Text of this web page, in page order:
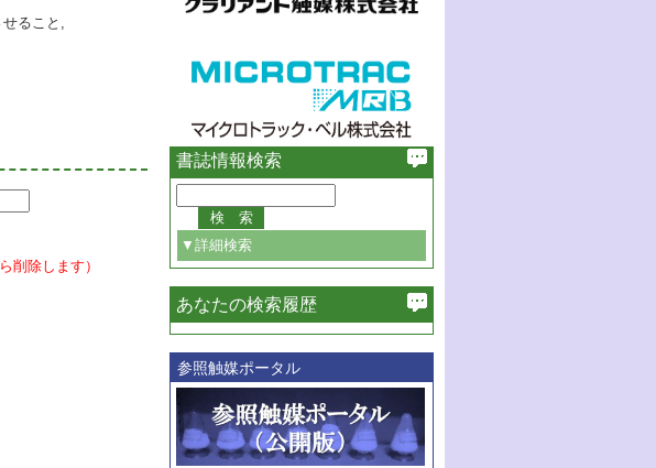
ること,
削除します）
書誌情報検索
▼詳細検索
必ず含む
巻・号指定
巻
号
範囲指定
巻
号～
巻
あなたの検索履歴
参照触媒ポータル